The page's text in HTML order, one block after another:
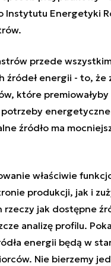
Instytutu Energetyki
przede
źródeł energii - to, że
które
źródło ma
właściwie
produkcji, jak i
jak dostępne
analizę profilu.
energii będą w
Nie bierzemy